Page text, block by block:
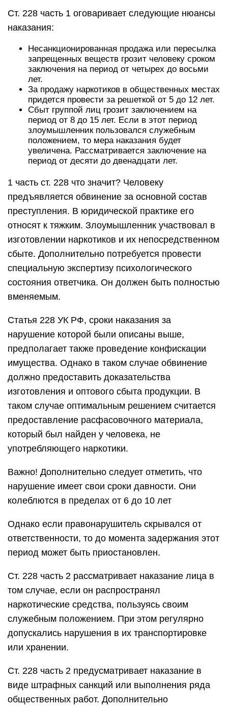
Ст. 228 часть 1 оговаривает следующие нюансы
наказания:
Несанкционированная продажа или пересылка
запрещенных веществ грозит человеку сроком
заключения на период от четырех до восьми
лет.
За продажу наркотиков в общественных местах
придется провести за решеткой от 5 до 12 лет.
Сбыт группой лиц грозит заключением на
период от 8 до 15 лет. Если в этот период
злоумышленник пользовался служебным
положением, то мера наказания будет
увеличена. Рассматривается заключение на
период от десяти до двенадцати лет.
1 часть ст. 228 что значит? Человеку
предъявляется обвинение за основной состав
преступления. В юридической практике его
относят к тяжким. Злоумышленник участвовал в
изготовлении наркотиков и их непосредственном
сбыте. Дополнительно потребуется провести
специальную экспертизу психологического
состояния ответчика. Он должен быть полностью
вменяемым.
Статья 228 УК РФ, сроки наказания за
нарушение которой были описаны выше,
предполагает также проведение конфискации
имущества. Однако в таком случае обвинение
должно предоставить доказательства
изготовления и оптового сбыта продукции. В
таком случае оптимальным решением считается
предоставление расфасовочного материала,
который был найден у человека, не
употребляющего наркотики.
Важно! Дополнительно следует отметить, что
нарушение имеет свои сроки давности. Они
колеблются в пределах от 6 до 10 лет
Однако если правонарушитель скрывался от
ответственности, то до момента задержания этот
период может быть приостановлен.
Ст. 228 часть 2 рассматривает наказание лица в
том случае, если он распространял
наркотические средства, пользуясь своим
служебным положением. При этом регулярно
допускались нарушения в их транспортировке
или хранении.
Ст. 228 часть 2 предусматривает наказание в
виде штрафных санкций или выполнения ряда
общественных работ. Дополнительно